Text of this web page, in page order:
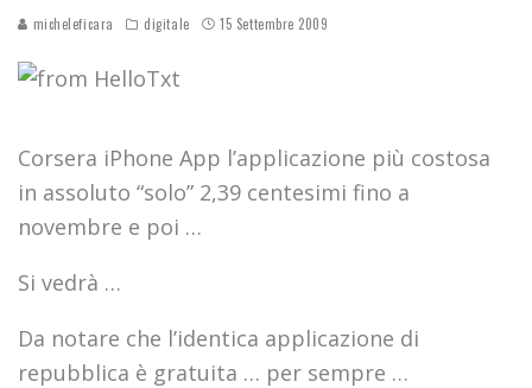
micheleficara digitale 15 Settembre 2009
Corsera iPhone App l’applicazione più costosa
in assoluto “solo” 2,39 centesimi fino a
novembre e poi …
Si vedrà …
Da notare che l’identica applicazione di
repubblica è gratuita … per sempre …